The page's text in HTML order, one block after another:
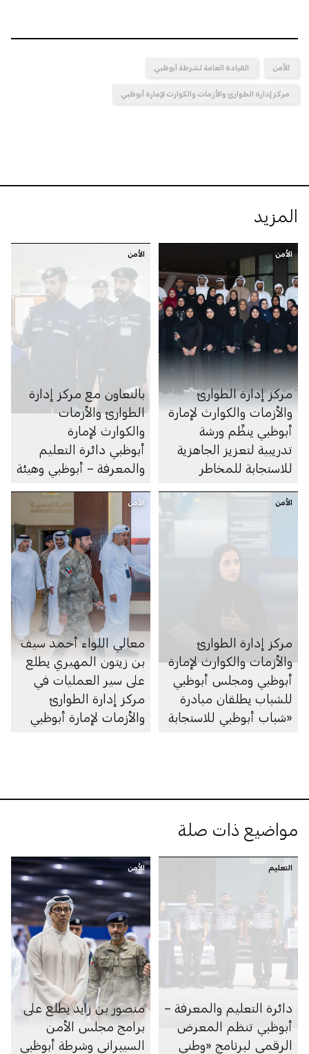
الأمن القيادة العامة لشرطة أبوظبي
مركز إدارة الطوارئ والأزمات والكوارث لإمارة أبوظبي
المزيد
الأمن
مركز إدارة الطوارئ
والأزمات والكوارث لإمارة
أبوظبي ينظِّم ورشة
تدريبية لتعزيز الجاهزية
للاستجابة للمخاطر
الأمن
بالتعاون مع مركز إدارة
الطوارئ والأزمات
والكوارث لإمارة
أبوظبي دائرة التعليم
والمعرفة – أبوظبي وهيئة
تُجريان زيارات تفتيشية
لأكثر من 480 مدرسة
وحضانة لتقييم مستويات
الجاهزية وتعزيز معايير
السلامة في المؤسسات
التعليمية التابعة للدائرة
الأمن
مركز إدارة الطوارئ
والأزمات والكوارث لإمارة
أبوظبي ومجلس أبوظبي
للشباب يطلقان مبادرة
«شباب أبوظبي للاستجابة
الأمن
معالي اللواء أحمد سيف
بن زيتون المهيري يطلع
على سير العمليات في
مركز إدارة الطوارئ
والأزمات لإمارة أبوظبي
مواضيع ذات صلة
التعليم
دائرة التعليم والمعرفة –
أبوظبي تنظم المعرض
الرقمي لبرنامج «وطني
الأمن
منصور بن زايد يطلع على
برامج مجلس الأمن
السيبراني وشرطة أبوظبي